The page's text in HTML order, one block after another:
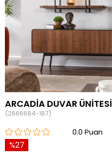
ARCADİA DUVAR ÜNİTESİ
(2666684-187)
0.0
27